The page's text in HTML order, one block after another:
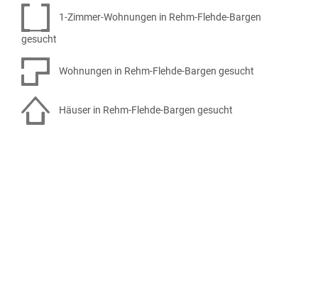
1-Zimmer-Wohnungen in Rehm-Flehde-Bargen
gesucht
Wohnungen in Rehm-Flehde-Bargen gesucht
Häuser in Rehm-Flehde-Bargen gesucht